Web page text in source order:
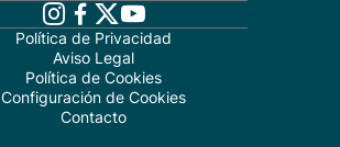
Política de Privacidad
Aviso Legal
Política de Cookies
Configuración de Cookies
Contacto